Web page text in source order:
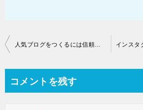
投
ビ
人気ブログをつくるには信頼残高をコツコツ増やすということ ［ゼロから学べるブログ運営×集客×マネタイズ 人気ブロガー養成講座 by 菅家伸（かん吉）］
コメントを残す